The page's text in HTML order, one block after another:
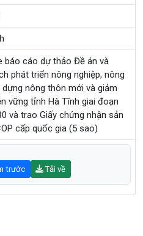
báo cáo dự thảo Đề án và
phát triển nông nghiệp, nông
dựng nông thôn mới và giảm
vững tỉnh Hà Tĩnh giai đoạn
và trao Giấy chứng nhận sản
cấp quốc gia (5 sao)
trước Tải về